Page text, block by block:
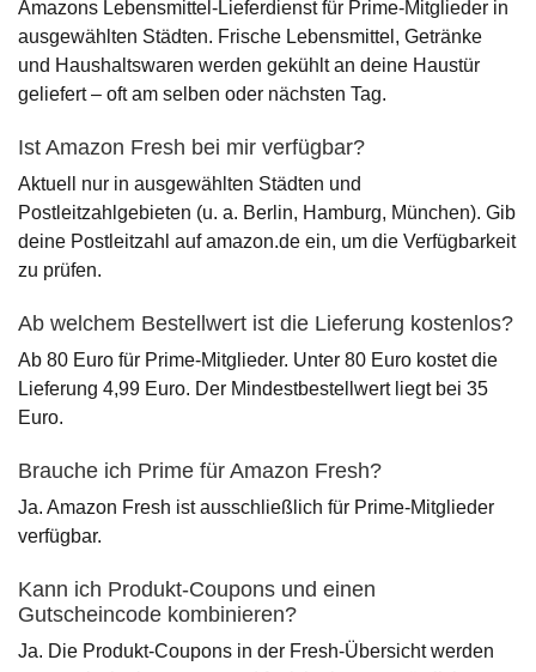
Amazons Lebensmittel-Lieferdienst für Prime-Mitglieder in
ausgewählten Städten. Frische Lebensmittel, Getränke
und Haushaltswaren werden gekühlt an deine Haustür
geliefert – oft am selben oder nächsten Tag.
Ist Amazon Fresh bei mir verfügbar?
Aktuell nur in ausgewählten Städten und
Postleitzahlgebieten (u. a. Berlin, Hamburg, München). Gib
deine Postleitzahl auf amazon.de ein, um die Verfügbarkeit
zu prüfen.
Ab welchem Bestellwert ist die Lieferung kostenlos?
Ab 80 Euro für Prime-Mitglieder. Unter 80 Euro kostet die
Lieferung 4,99 Euro. Der Mindestbestellwert liegt bei 35
Euro.
Brauche ich Prime für Amazon Fresh?
Ja. Amazon Fresh ist ausschließlich für Prime-Mitglieder
verfügbar.
Kann ich Produkt-Coupons und einen
Gutscheincode kombinieren?
Ja. Die Produkt-Coupons in der Fresh-Übersicht werden